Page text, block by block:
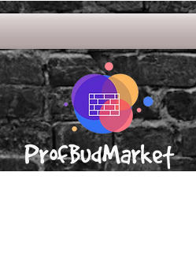
онлайн-магазин
строительных
материалов